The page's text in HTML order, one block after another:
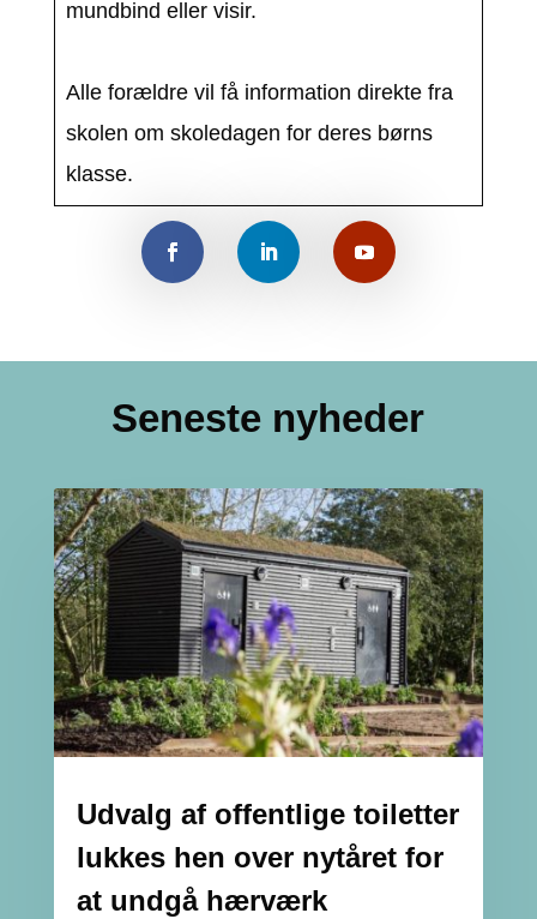
mundbind eller visir.
Alle forældre vil få information direkte fra
skolen om skoledagen for deres børns
klasse.
Seneste nyheder
Udvalg af offentlige toiletter
lukkes hen over nytåret for
at undgå hærværk